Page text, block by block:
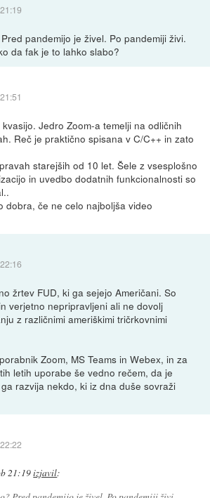
pandemijo je živel. Po pandemiji živi.
da fak je to lahko slabo?
Jedro Zoom-a temelji na odličnih
Reč je praktično spisana v C/C++ in zato
starejših od 10 let. Šele z vsesplošno
in uvedbo dodatnih funkcionalnosti so
dobra, če ne celo najboljša video
žrtev FUD, ki ga sejejo Američani. So
verjetno nepripravljeni ali ne dovolj
z različnimi ameriškimi tričrkovnimi
Zoom, MS Teams in Webex, in za
letih uporabe še vedno rečem, da je
razvija nekdo, ki iz dna duše sovraži
21:19izjavil: